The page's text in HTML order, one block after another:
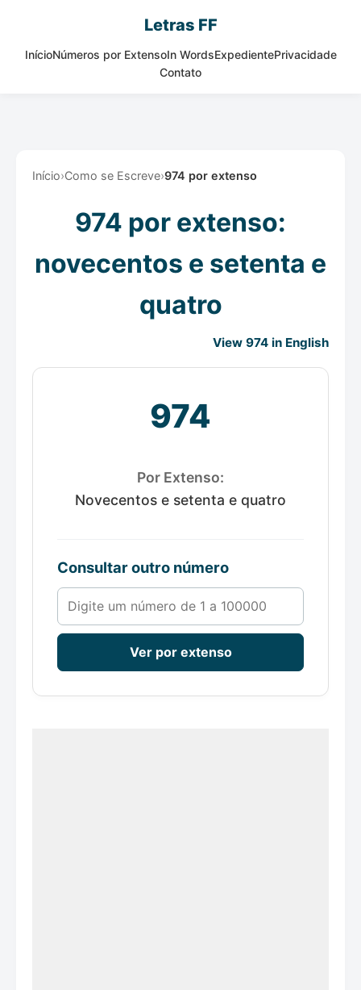
Letras FF
InícioNúmeros por ExtensoIn WordsExpedientePrivacidade
Contato
Início›Como se Escreve›974 por extenso
974 por extenso:
novecentos e setenta e
quatro
View 974 in English
974
Por Extenso:
Novecentos e setenta e quatro
Consultar outro número
Número de 1 a 100000
Ver por extenso